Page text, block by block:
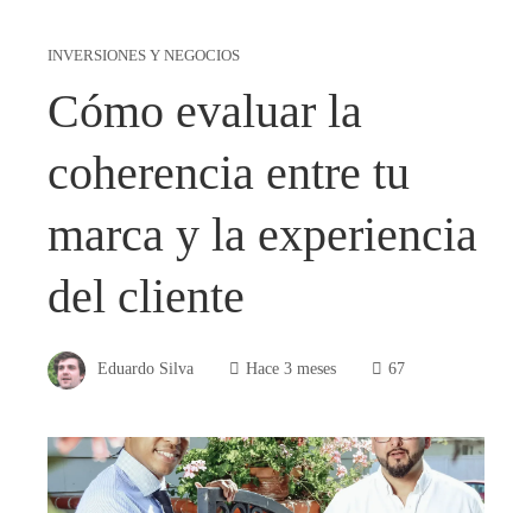
INVERSIONES Y NEGOCIOS
Cómo evaluar la
coherencia entre tu
marca y la experiencia
del cliente
Eduardo Silva Hace 3 meses 67